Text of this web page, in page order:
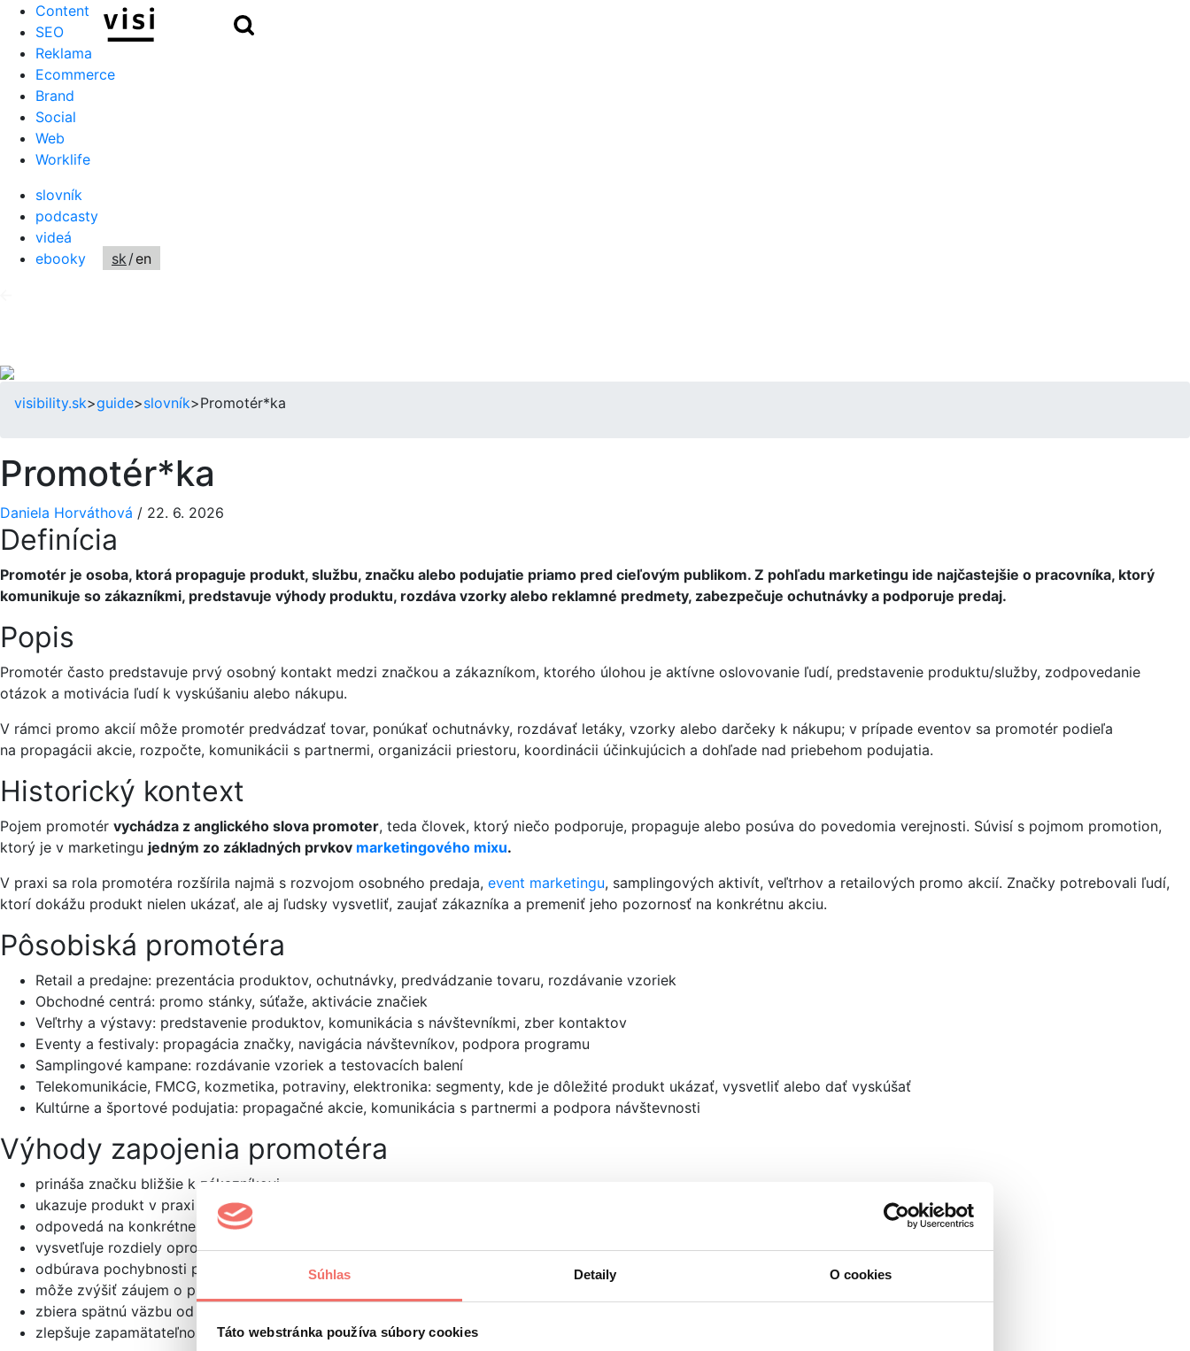
Súhlas Detaily O cookies
Táto webstránka používa súbory cookies
Content
SEO
Reklama
Ecommerce
Brand
Social
Web
Worklife
slovník
podcasty
videá
ebooky
sk/en
visibility.sk>guide>slovník>Promotér*ka
Promotér*ka
Daniela Horváthová / 22. 6. 2026
Definícia
Promotér je osoba, ktorá propaguje produkt, službu, značku alebo podujatie priamo pred cieľovým publikom. Z pohľadu marketingu ide najčastejšie o pracovníka, ktorý
komunikuje so zákazníkmi, predstavuje výhody produktu, rozdáva vzorky alebo reklamné predmety, zabezpečuje ochutnávky a podporuje predaj.
Popis
Promotér často predstavuje prvý osobný kontakt medzi značkou a zákazníkom, ktorého úlohou je aktívne oslovovanie ľudí, predstavenie produktu/služby, zodpovedanie
otázok a motivácia ľudí k vyskúšaniu alebo nákupu.
V rámci promo akcií môže promotér predvádzať tovar, ponúkať ochutnávky, rozdávať letáky, vzorky alebo darčeky k nákupu; v prípade eventov sa promotér podieľa
na propagácii akcie, rozpočte, komunikácii s partnermi, organizácii priestoru, koordinácii účinkujúcich a dohľade nad priebehom podujatia.
Historický kontext
Pojem promotér vychádza z anglického slova promoter, teda človek, ktorý niečo podporuje, propaguje alebo posúva do povedomia verejnosti. Súvisí s pojmom promotion,
ktorý je v marketingu jedným zo základných prvkov marketingového mixu.
V praxi sa rola promotéra rozšírila najmä s rozvojom osobného predaja, event marketingu, samplingových aktivít, veľtrhov a retailových promo akcií. Značky potrebovali ľudí,
ktorí dokážu produkt nielen ukázať, ale aj ľudsky vysvetliť, zaujať zákazníka a premeniť jeho pozornosť na konkrétnu akciu.
Pôsobiská promotéra
Retail a predajne: prezentácia produktov, ochutnávky, predvádzanie tovaru, rozdávanie vzoriek
Obchodné centrá: promo stánky, súťaže, aktivácie značiek
Veľtrhy a výstavy: predstavenie produktov, komunikácia s návštevníkmi, zber kontaktov
Eventy a festivaly: propagácia značky, navigácia návštevníkov, podpora programu
Samplingové kampane: rozdávanie vzoriek a testovacích balení
Telekomunikácie, FMCG, kozmetika, potraviny, elektronika: segmenty, kde je dôležité produkt ukázať, vysvetliť alebo dať vyskúšať
Kultúrne a športové podujatia: propagačné akcie, komunikácia s partnermi a podpora návštevnosti
Výhody zapojenia promotéra
prináša značku bližšie k zákazníkovi
ukazuje produkt v praxi
odpovedá na konkrétne otázky
vysvetľuje rozdiely oproti konkurencii
odbúrava pochybnosti priamo na mieste
môže zvýšiť záujem o produkt
zbiera spätnú väzbu od zákazníkov
zlepšuje zapamätateľnosť značky